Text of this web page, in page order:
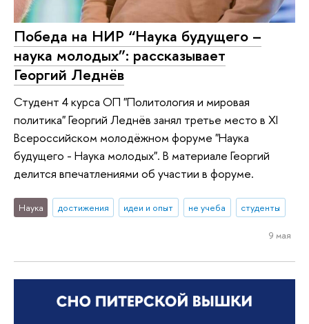
Победа на НИР “Наука будущего –
наука молодых”: рассказывает
Георгий Леднёв
Студент 4 курса ОП "Политология и мировая
политика" Георгий Леднёв занял третье место в XI
Всероссийском молодёжном форуме "Наука
будущего - Наука молодых". В материале Георгий
делится впечатлениями об участии в форуме.
Наука достижения идеи и опыт не учеба студенты
9 мая